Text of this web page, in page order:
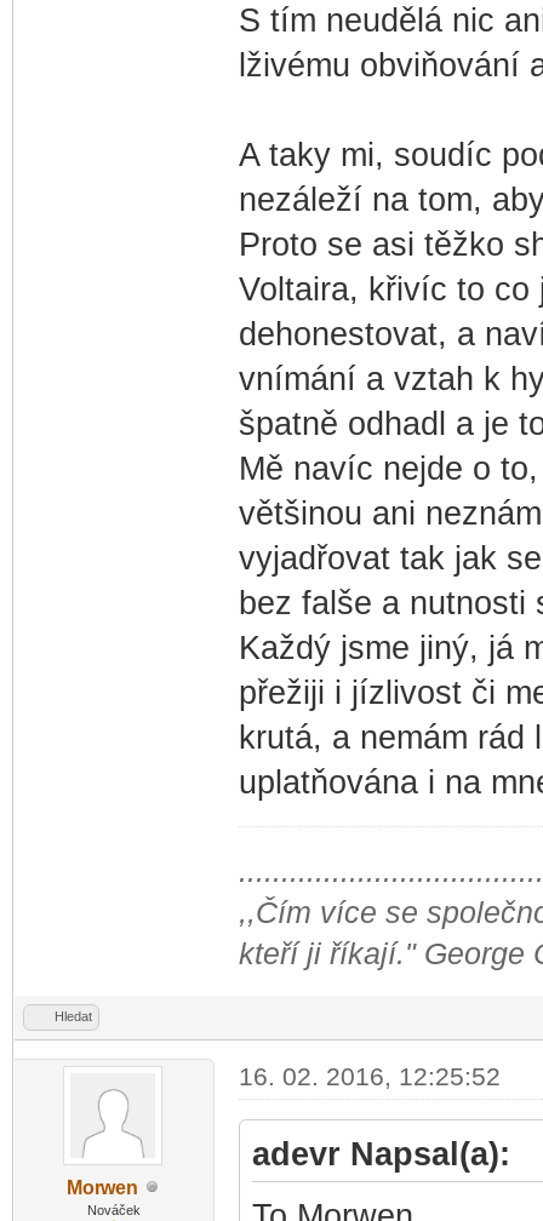
S tím neudělá nic
lživému obviňování
A taky mi, soudíc
nezáleží na tom,
Proto se asi těžko
Voltaira, křivíc to co
dehonestovat, a
vnímání a vztah k
špatně odhadl a je
Mě navíc nejde o
většinou ani
vyjadřovat tak jak
bez falše a nutnosti
Každý jsme jiný, já
přežiji i jízlivost či
krutá, a nemám rád
uplatňována i na
,,Čím více se
kteří ji říkají." George
Hledat
Morwen
Nováček
16. 02. 2016, 12:25:52
adevr Napsal(a):